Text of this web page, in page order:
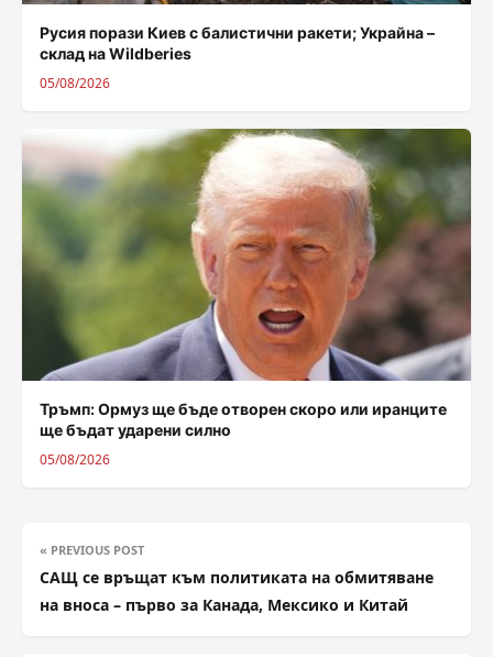
Русия порази Киев с балистични ракети; Украйна –
склад на Wildberies
05/08/2026
Тръмп: Ормуз ще бъде отворен скоро или иранците
ще бъдат ударени силно
05/08/2026
« PREVIOUS POST
САЩ се връщат към политиката на обмитяване
на вноса – първо за Канада, Мексико и Китай